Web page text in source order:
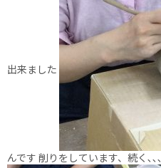
出来ました
んです 削りをしています、続く､､､